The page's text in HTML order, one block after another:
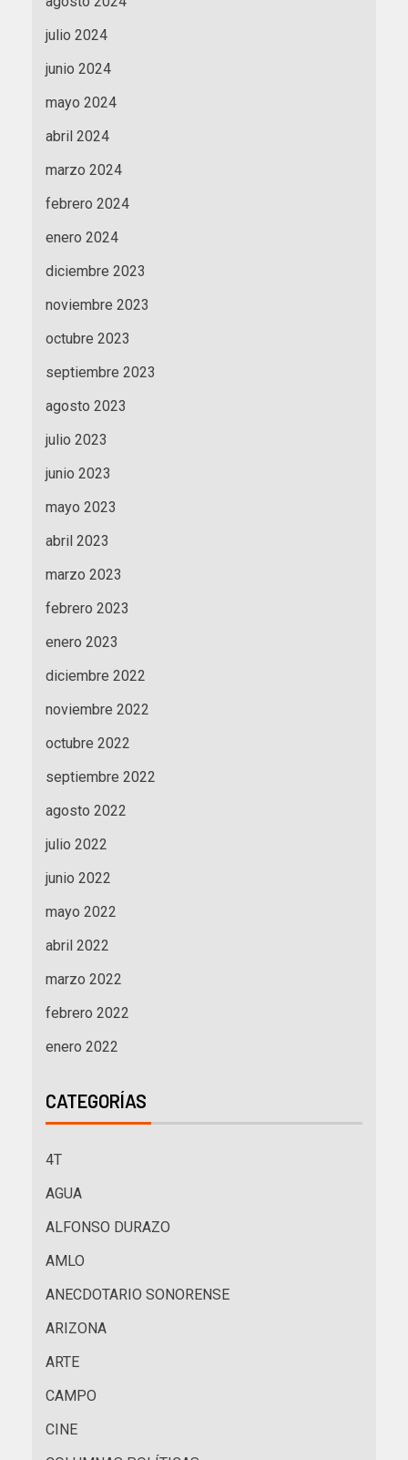
julio 2024
junio 2024
mayo 2024
abril 2024
marzo 2024
febrero 2024
enero 2024
diciembre 2023
noviembre 2023
octubre 2023
septiembre 2023
agosto 2023
julio 2023
junio 2023
mayo 2023
abril 2023
marzo 2023
febrero 2023
enero 2023
diciembre 2022
noviembre 2022
octubre 2022
septiembre 2022
agosto 2022
julio 2022
junio 2022
mayo 2022
abril 2022
marzo 2022
febrero 2022
enero 2022
CATEGORÍAS
4T
AGUA
ALFONSO DURAZO
AMLO
ANECDOTARIO SONORENSE
ARIZONA
ARTE
CAMPO
CINE